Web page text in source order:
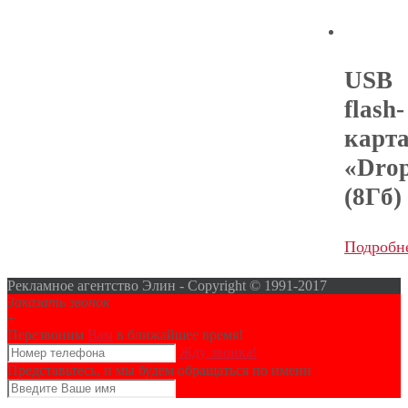
USB
flash-
(8Гб)
Рекламное агентство Элин - Copyright © 1991-2017
Заказать звонок
+
Перезвоним Вам в ближайшее время!
Жду звонка!
Представьтесь, и мы будем обращаться по имени